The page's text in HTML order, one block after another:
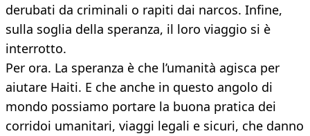
derubati da criminali o rapiti dai narcos. Infine,
sulla soglia della speranza, il loro viaggio si è
interrotto.
Per ora. La speranza è che l’umanità agisca per
aiutare Haiti. E che anche in questo angolo di
mondo possiamo portare la buona pratica dei
corridoi umanitari, viaggi legali e sicuri, che danno